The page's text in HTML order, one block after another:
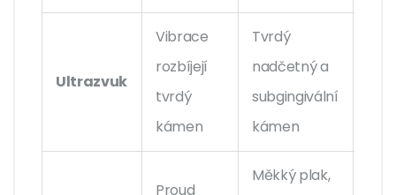
Ultrazvuk
Vibrace
rozbíjejí
tvrdý
kámen
Tvrdý
nadčetný a
subgingivální
kámen
Proud
Měkký plak,